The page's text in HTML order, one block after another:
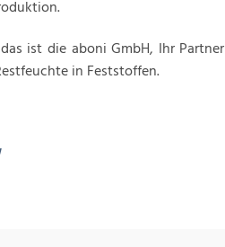
ist die aboni GmbH, Ihr Partner
in Feststoffen.